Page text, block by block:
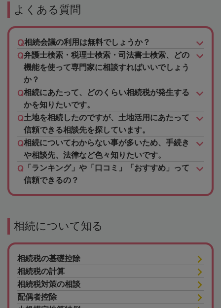
よくある質問
相続会議の利用は無料でしょうか？
弁護士検索・税理士検索・司法書士検索、どの
機能を使って専門家に相談すればいいでしょう
か？
相続にあたって、どのくらい相続税が発生する
かを知りたいです。
土地を相続したのですが、土地活用にあたって
信頼できる相談先を探しています。
相続についてわからない事が多いため、手続き
や相談先、法律など色々知りたいです。
「ランキング」や「口コミ」「おすすめ」って
信頼できるの？
相続について知る
相続税の基礎控除
相続税の計算
相続税対策の相談
配偶者控除